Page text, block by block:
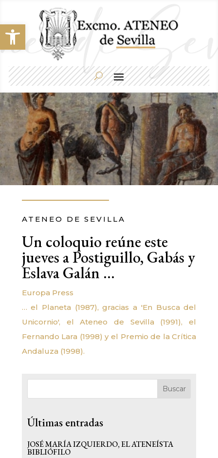
Abrir barra de herramientas
ATENEO DE SEVILLA
Un coloquio reúne este
jueves a Postiguillo, Gabás y
Eslava Galán …
Europa Press
… el Planeta (1987), gracias a 'En Busca del
Unicornio', el Ateneo de Sevilla (1991), el
Fernando Lara (1998) y el Premio de la Crítica
Andaluza (1998).
Buscar
Últimas entradas
JOSÉ MARÍA IZQUIERDO, EL ATENEÍSTA
BIBLIÓFILO